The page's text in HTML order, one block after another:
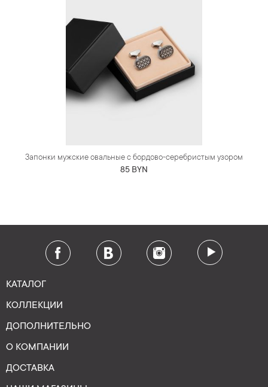
Запонки мужские овальные с бордово-серебристым узором
85 BYN
КАТАЛОГ
КОЛЛЕКЦИИ
ДОПОЛНИТЕЛЬНО
О КОМПАНИИ
ДОСТАВКА